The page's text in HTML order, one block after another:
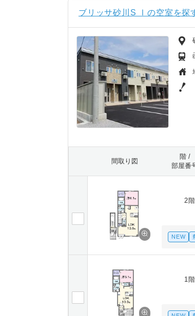
ブリッサ砂川S Ⅰの空室を探
間取り図
階 /
部屋番
2階
NEW
1階